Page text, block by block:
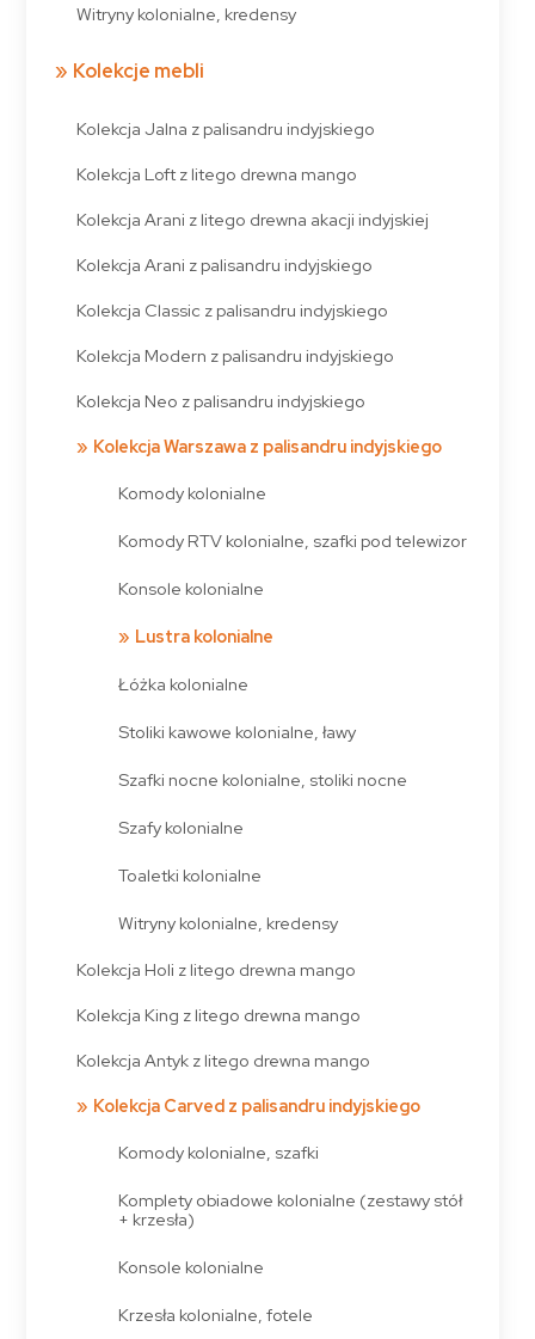
Witryny kolonialne, kredensy
Kolekcje mebli
Kolekcja Jalna z palisandru indyjskiego
Kolekcja Loft z litego drewna mango
Kolekcja Arani z litego drewna akacji indyjskiej
Kolekcja Arani z palisandru indyjskiego
Kolekcja Classic z palisandru indyjskiego
Kolekcja Modern z palisandru indyjskiego
Kolekcja Neo z palisandru indyjskiego
Kolekcja Warszawa z palisandru indyjskiego
Komody kolonialne
Komody RTV kolonialne, szafki pod telewizor
Konsole kolonialne
Lustra kolonialne
Łóżka kolonialne
Stoliki kawowe kolonialne, ławy
Szafki nocne kolonialne, stoliki nocne
Szafy kolonialne
Toaletki kolonialne
Witryny kolonialne, kredensy
Kolekcja Holi z litego drewna mango
Kolekcja King z litego drewna mango
Kolekcja Antyk z litego drewna mango
Kolekcja Carved z palisandru indyjskiego
Komody kolonialne, szafki
Komplety obiadowe kolonialne (zestawy stół
+ krzesła)
Konsole kolonialne
Krzesła kolonialne, fotele